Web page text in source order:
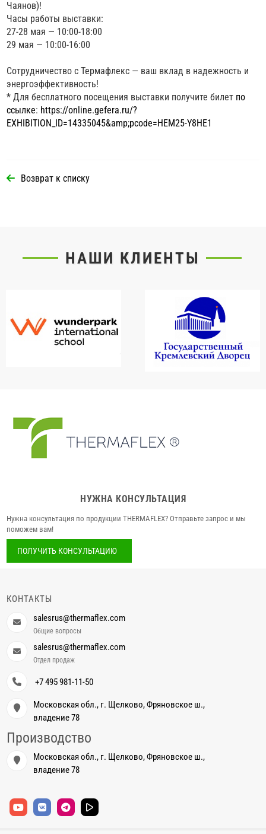
Чаянов)!
Часы работы выставки:
27-28 мая — 10:00-18:00
29 мая — 10:00-16:00
Сотрудничество с Термафлекс — ваш вклад в надежность и
энергоэффективность!
* Для бесплатного посещения выставки получите билет по
ссылке: https://online.gefera.ru/?
EXHIBITION_ID=14335045&amp;pcode=HEM25-Y8HE1
Возврат к списку
НАШИ КЛИЕНТЫ
НУЖНА КОНСУЛЬТАЦИЯ
Нужна консультация по продукции THERMAFLEX? Отправьте запрос и мы
поможем вам!
ПОЛУЧИТЬ КОНСУЛЬТАЦИЮ
КОНТАКТЫ
salesrus@thermaflex.com
Общие вопросы
salesrus@thermaflex.com
Отдел продаж
+7 495 981-11-50
Московская обл., г. Щелково, Фряновское ш.,
владение 78
Производство
Московская обл., г. Щелково, Фряновское ш.,
владение 78